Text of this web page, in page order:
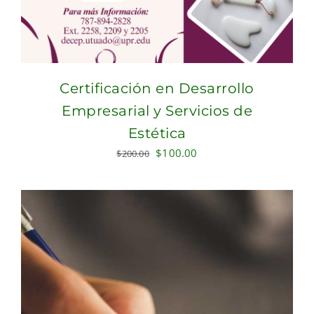
Certificación en Desarrollo
Empresarial y Servicios de
Estética
$200.00 Original
was:
$100.00
is: